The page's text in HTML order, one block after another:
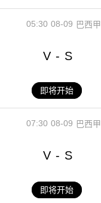
08-09
05:30 巴西甲
V - S
即将开始
08-09
07:30 巴西甲
V - S
即将开始